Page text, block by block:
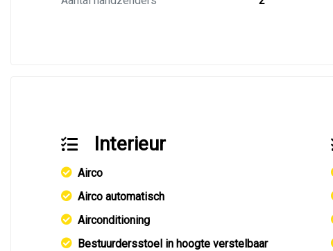
Interieur
Airco
Airco automatisch
Airconditioning
Bestuurdersstoel in hoogte verstelbaar